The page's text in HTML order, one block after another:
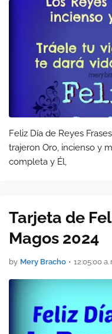
Feliz Día de Reyes Frases del 6
trajeron Oro, incienso y mirra a
completa y Él,
Tarjeta de
Magos 2024
by Mery Bracho • 12:05:00 a.